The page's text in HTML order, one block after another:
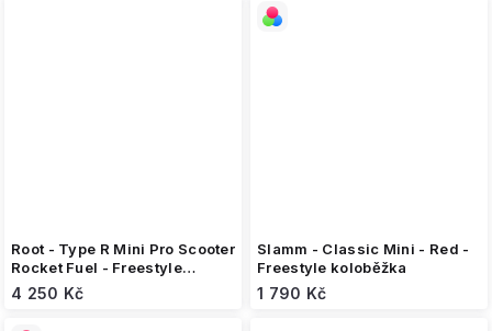
Root - Type R Mini Pro Scooter
Rocket Fuel - Freestyle
koloběžka
4 250 Kč
Slamm - Classic Mini - Red -
Freestyle koloběžka
1 790 Kč